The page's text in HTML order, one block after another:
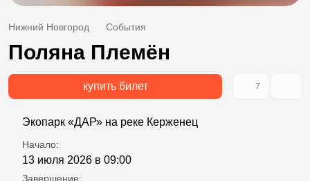
Нижний Новгород События
Поляна Племён
купить билет 7
Экопарк «ДАР» на реке Керженец
Начало:
13 июля 2026 в 09:00
Завершение: